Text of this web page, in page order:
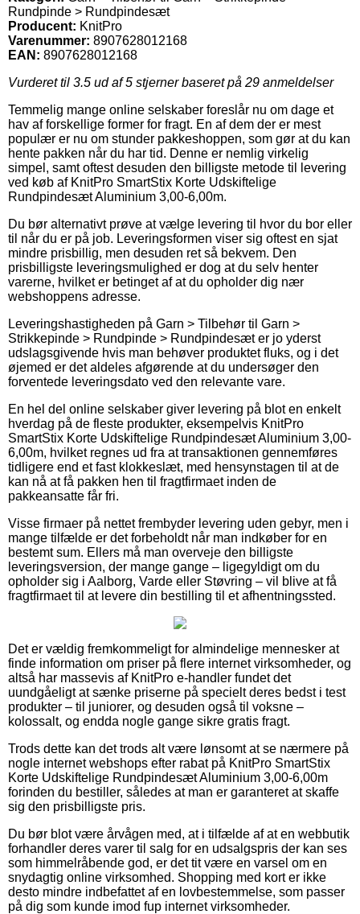
Rundpinde > Rundpindesæt
Producent: KnitPro
Varenummer: 8907628012168
EAN: 8907628012168
Vurderet til 3.5 ud af 5 stjerner baseret på 29 anmeldelser
Temmelig mange online selskaber foreslår nu om dage et
hav af forskellige former for fragt. En af dem der er mest
populær er nu om stunder pakkeshoppen, som gør at du kan
hente pakken når du har tid. Denne er nemlig virkelig
simpel, samt oftest desuden den billigste metode til levering
ved køb af KnitPro SmartStix Korte Udskiftelige
Rundpindesæt Aluminium 3,00-6,00m.
Du bør alternativt prøve at vælge levering til hvor du bor eller
til når du er på job. Leveringsformen viser sig oftest en sjat
mindre prisbillig, men desuden ret så bekvem. Den
prisbilligste leveringsmulighed er dog at du selv henter
varerne, hvilket er betinget af at du opholder dig nær
webshoppens adresse.
Leveringshastigheden på Garn > Tilbehør til Garn >
Strikkepinde > Rundpinde > Rundpindesæt er jo yderst
udslagsgivende hvis man behøver produktet fluks, og i det
øjemed er det aldeles afgørende at du undersøger den
forventede leveringsdato ved den relevante vare.
En hel del online selskaber giver levering på blot en enkelt
hverdag på de fleste produkter, eksempelvis KnitPro
SmartStix Korte Udskiftelige Rundpindesæt Aluminium 3,00-
6,00m, hvilket regnes ud fra at transaktionen gennemføres
tidligere end et fast klokkeslæt, med hensynstagen til at de
kan nå at få pakken hen til fragtfirmaet inden de
pakkeansatte får fri.
Visse firmaer på nettet frembyder levering uden gebyr, men i
mange tilfælde er det forbeholdt når man indkøber for en
bestemt sum. Ellers må man overveje den billigste
leveringsversion, der mange gange – ligegyldigt om du
opholder sig i Aalborg, Varde eller Støvring – vil blive at få
fragtfirmaet til at levere din bestilling til et afhentningssted.
Det er vældig fremkommeligt for almindelige mennesker at
finde information om priser på flere internet virksomheder, og
altså har massevis af KnitPro e-handler fundet det
uundgåeligt at sænke priserne på specielt deres bedst i test
produkter – til juniorer, og desuden også til voksne –
kolossalt, og endda nogle gange sikre gratis fragt.
Trods dette kan det trods alt være lønsomt at se nærmere på
nogle internet webshops efter rabat på KnitPro SmartStix
Korte Udskiftelige Rundpindesæt Aluminium 3,00-6,00m
forinden du bestiller, således at man er garanteret at skaffe
sig den prisbilligste pris.
Du bør blot være årvågen med, at i tilfælde af at en webbutik
forhandler deres varer til salg for en udsalgspris der kan ses
som himmelråbende god, er det tit være en varsel om en
snydagtig online virksomhed. Shopping med kort er ikke
desto mindre indbefattet af en lovbestemmelse, som passer
på dig som kunde imod fup internet virksomheder.